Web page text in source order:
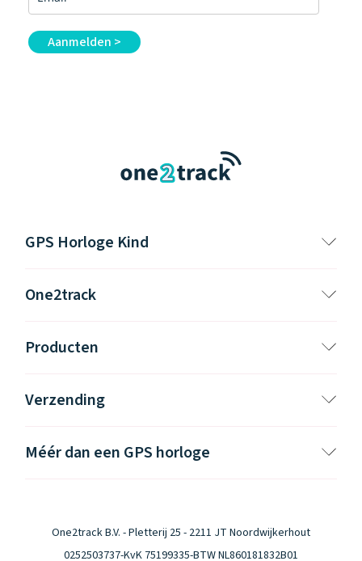
Aanmelden >
GPS Horloge Kind
One2track
Producten
Verzending
Méér dan een GPS horloge
One2track B.V. - Pletterij 25 - 2211 JT Noordwijkerhout
0252503737-KvK 75199335-BTW NL860181832B01